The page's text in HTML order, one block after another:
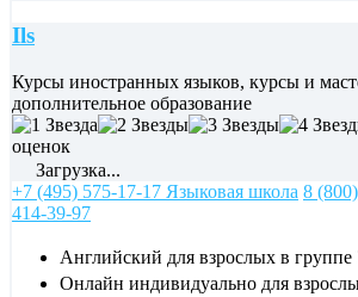
Ils
Курсы иностранных языков, курсы и
дополнительное образование
оценок
Загрузка...
+7 (495) 575-17-17 Языковая школа 8
414-39-97
Английский для взрослых в группе
Онлайн индивидуально для